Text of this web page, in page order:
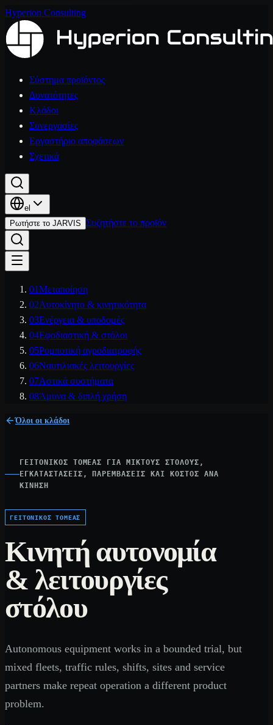
Hyperion Consulting
Σύστημα προϊόντος
Δυνατότητες
Κλάδοι
Συνεργασίες
Εργαστήριο αποφάσεων
Σχετικά
el
Ρωτήστε το JARVIS Συζητήστε το προϊόν
01Μεταποίηση
02Αυτοκίνητο & κινητικότητα
03Ενέργεια & υποδομές
04Εφοδιαστική & στόλοι
05Ρομποτική αγροδιατροφής
06Ναυτιλιακές λειτουργίες
07Αστικά συστήματα
08Άμυνα & διπλή χρήση
Όλοι οι κλάδοι
ΓΕΙΤΟΝΙΚΌΣ ΤΟΜΈΑΣ ΓΙΑ ΜΙΚΤΟΎΣ ΣΤΌΛΟΥΣ,
ΕΓΚΑΤΑΣΤΆΣΕΙΣ, ΠΑΡΕΜΒΆΣΕΙΣ ΚΑΙ ΚΌΣΤΟΣ ΑΝΆ
ΚΊΝΗΣΗ
ΓΕΙΤΟΝΙΚΌΣ ΤΟΜΈΑΣ
Κινητή αυτονομία
& λειτουργίες
στόλου
Autonomous equipment works in a bounded trial, but
mixed fleets, traffic rules, shifts, sites and service
partners make repeat operation a different product
problem.